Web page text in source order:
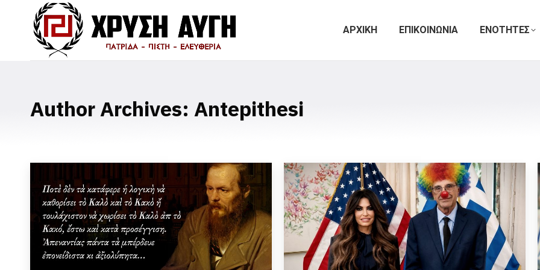
ΑΡΧΙΚΗ ΕΠΙΚΟΙΝΩΝΙΑ ΕΝΟΤΗΤΕΣ
Author Archives: Antepithesi